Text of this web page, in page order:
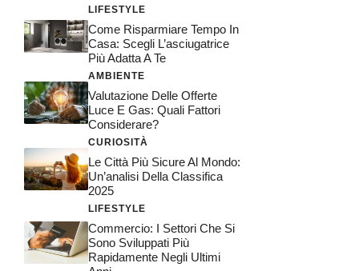
LIFESTYLE
Come Risparmiare Tempo In
Casa: Scegli L’asciugatrice
Più Adatta A Te
AMBIENTE
Valutazione Delle Offerte
Luce E Gas: Quali Fattori
Considerare?
CURIOSITÀ
Le Città Più Sicure Al Mondo:
Un’analisi Della Classifica
2025
LIFESTYLE
Commercio: I Settori Che Si
Sono Sviluppati Più
Rapidamente Negli Ultimi